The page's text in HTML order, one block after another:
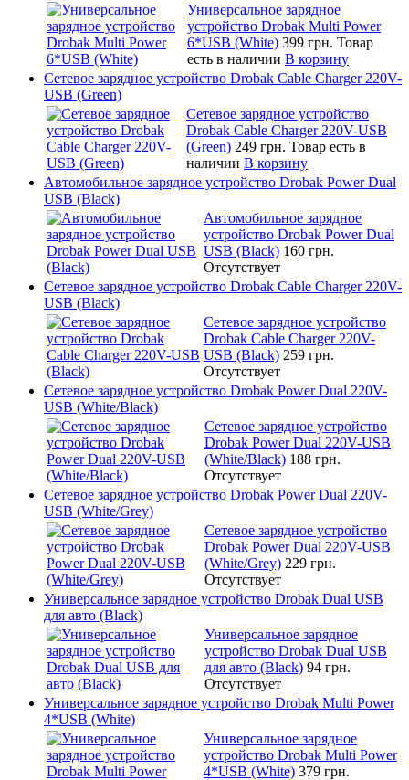
Универсальное зарядное
устройство Drobak Multi Power
6*USB (White) 399 грн. Товар
есть в наличии В корзину
Сетевое зарядное устройство Drobak Cable Charger 220V-
USB (Green)
Сетевое зарядное устройство
Drobak Cable Charger 220V-USB
(Green) 249 грн. Товар есть в
наличии В корзину
Автомобильное зарядное устройство Drobak Power Dual
USB (Black)
Автомобильное зарядное
устройство Drobak Power Dual
USB (Black) 160 грн.
Отсутствует
Сетевое зарядное устройство Drobak Cable Charger 220V-
USB (Black)
Сетевое зарядное устройство
Drobak Cable Charger 220V-
USB (Black) 259 грн.
Отсутствует
Сетевое зарядное устройство Drobak Power Dual 220V-
USB (White/Black)
Сетевое зарядное устройство
Drobak Power Dual 220V-USB
(White/Black) 188 грн.
Отсутствует
Сетевое зарядное устройство Drobak Power Dual 220V-
USB (White/Grey)
Сетевое зарядное устройство
Drobak Power Dual 220V-USB
(White/Grey) 229 грн.
Отсутствует
Универсальное зарядное устройство Drobak Dual USB
для авто (Black)
Универсальное зарядное
устройство Drobak Dual USB
для авто (Black) 94 грн.
Отсутствует
Универсальное зарядное устройство Drobak Multi Power
4*USB (White)
Универсальное зарядное
устройство Drobak Multi Power
4*USB (White) 379 грн.